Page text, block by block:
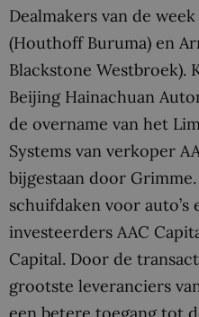
Dealmakers van de
(Houthoff Buruma) en
Blackstone Westbroek).
Beijing Hainachuan
de overname van het
Systems van verkoper
bijgestaan door
schuifdaken voor
investeerders AAC
Capital. Door de
grootste leveranciers